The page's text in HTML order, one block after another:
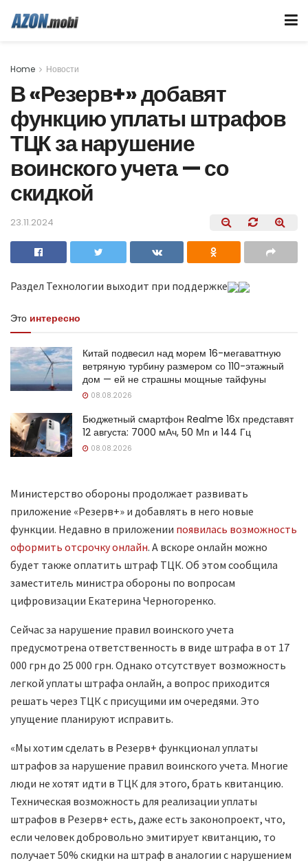
Home Новости
В «Резерв+» добавят
функцию уплаты штрафов
ТЦК за нарушение
воинского учета — со
скидкой
23.11.2024
Раздел Технологии выходит при поддержке
Это интересно
Китай подвесил над морем 16-мегаваттную
ветряную турбину размером со 110-этажный
дом — ей не страшны мощные тайфуны
08.08.2026
Бюджетный смартфон Realme 16x представят
12 августа: 7000 мАч, 50 Мп и 144 Гц
08.08.2026
Министерство обороны продолжает развивать
приложение «Резерв+» и добавлять в него новые
функции. Недавно в приложении появилась возможность
оформить отсрочку онлайн. А вскоре онлайн можно
будет также оплатить штраф ТЦК. Об этом сообщила
заместитель министра обороны по вопросам
цифровизации Екатерина Черногоренко.
Сейчас за нарушение правил воинского учета
предусмотрена ответственность в виде штрафа в от 17
000 грн до 25 000 грн. Однако отсутствует возможность
легкой уплаты штрафа онлайн, а вопрос приходится
решать через ТЦК с присущими им очередями. Это
упущение планируют исправить.
«Мы хотим сделать в Резерв+ функционал уплаты
штрафов за нарушение правил воинского учета. Многие
люди не хотят идти в ТЦК для этого, брать квитанцию.
Техническая возможность для реализации уплаты
штрафов в Резерв+ есть, даже есть законопроект, что,
если человек добровольно эмитирует квитанцию, то
получает 50% скидки на штраф в аналогии с нарушением